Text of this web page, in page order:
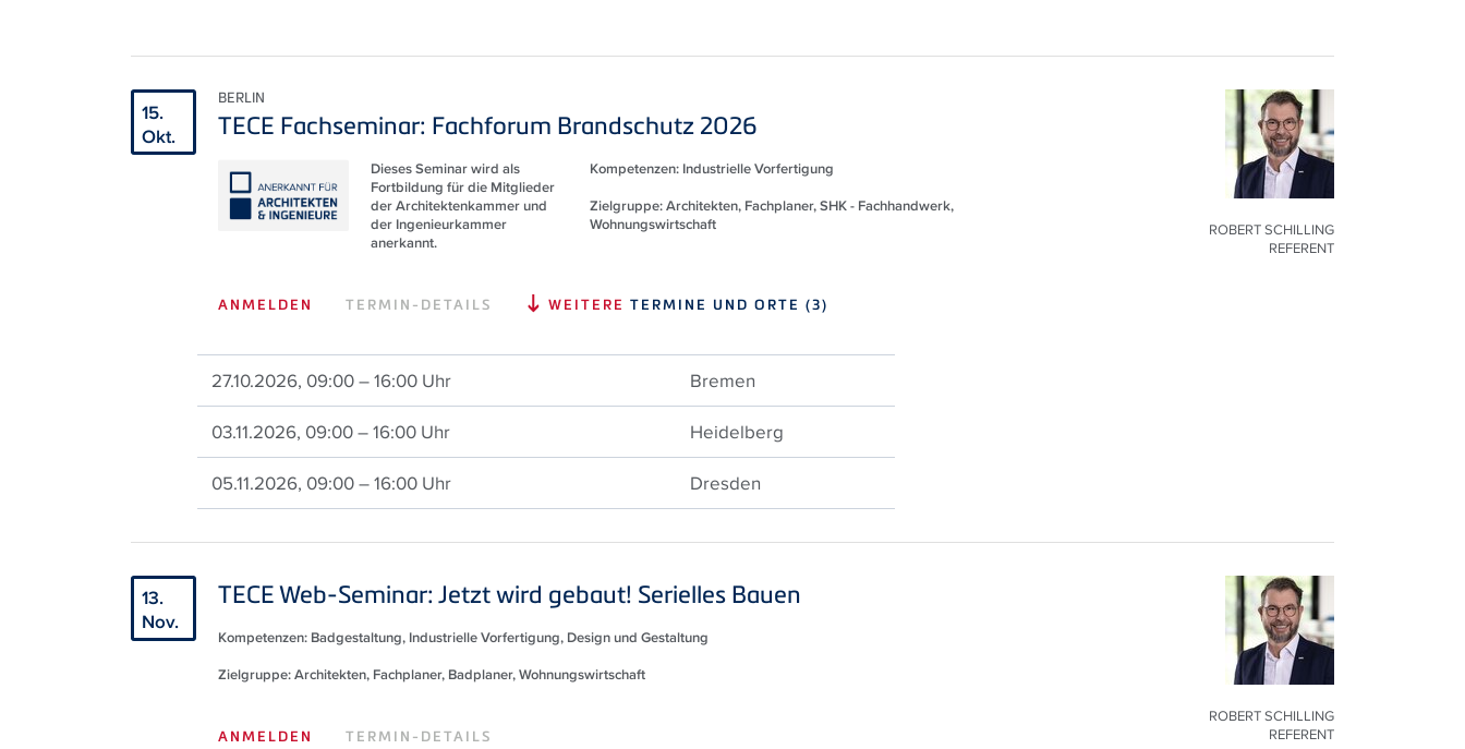
15.
Okt.
BERLIN
TECE Fachseminar: Fachforum Brandschutz 2026
Dieses Seminar wird als
Fortbildung für die Mitglieder
der Architektenkammer und
der Ingenieurkammer
anerkannt.
Kompetenzen: Industrielle Vorfertigung
Zielgruppe: Architekten, Fachplaner, SHK - Fachhandwerk,
Wohnungswirtschaft
ANMELDEN TERMIN-DETAILS WEITERE TERMINE UND ORTE (3)
ROBERT SCHILLING
REFERENT
27.10.2026, 09:00 – 16:00 Uhr
Bremen
03.11.2026, 09:00 – 16:00 Uhr
Heidelberg
05.11.2026, 09:00 – 16:00 Uhr
Dresden
13.
Nov.
TECE Web-Seminar: Jetzt wird gebaut! Serielles Bauen
Kompetenzen: Badgestaltung, Industrielle Vorfertigung, Design und Gestaltung
Zielgruppe: Architekten, Fachplaner, Badplaner, Wohnungswirtschaft
ANMELDEN TERMIN-DETAILS
ROBERT SCHILLING
REFERENT